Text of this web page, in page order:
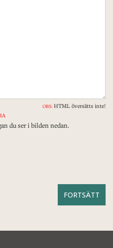
OBS: HTML översätts inte!
du ser i bilden nedan.